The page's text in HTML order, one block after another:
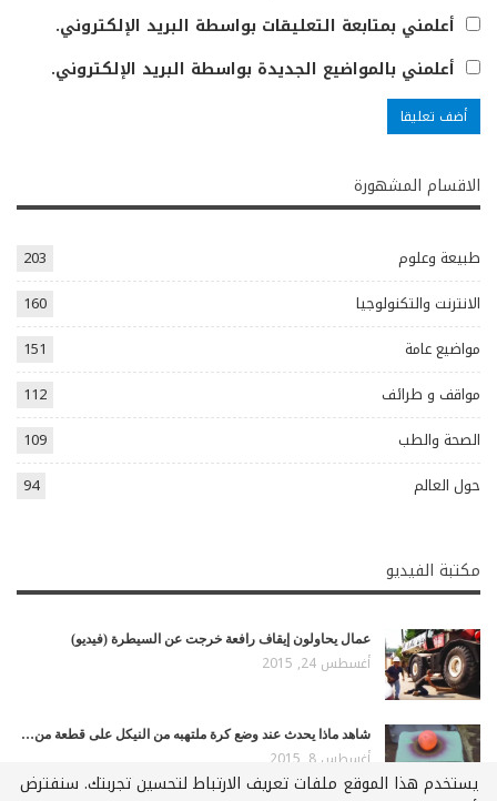
أعلمني بمتابعة التعليقات بواسطة البريد الإلكتروني.
أعلمني بالمواضيع الجديدة بواسطة البريد الإلكتروني.
الاقسام المشهورة
طبيعة وعلوم
203
الانترنت والتكنولوجيا
160
مواضيع عامة
151
مواقف و طرائف
112
الصحة والطب
109
حول العالم
94
مكتبة الفيديو
عمال يحاولون إيقاف رافعة خرجت عن السيطرة (فيديو)
أغسطس 24, 2015
شاهد ماذا يحدث عند وضع كرة ملتهبه من النيكل على قطعة من…
أغسطس 8, 2015
يستخدم هذا الموقع ملفات تعريف الارتباط لتحسين تجربتك. سنفترض